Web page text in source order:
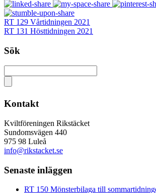
RT 129 Vårtidningen 2021
RT 131 Hösttidningen 2021
Sök
Kontakt
Kviltföreningen Rikstäcket
Sundomsvägen 440
975 98 Luleå
info@rikstacket.se
Senaste inläggen
RT 150 Mönsterbilaga till